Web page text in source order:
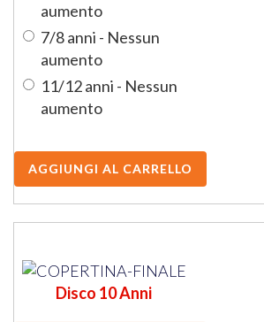
aumento
7/8 anni - Nessun
aumento
11/12 anni - Nessun
aumento
Disco 10 Anni